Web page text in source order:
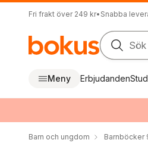
Fri frakt över 249 kr• Snabba
Sök
Meny Erbjudanden
Barn och ungdom Barnböcker